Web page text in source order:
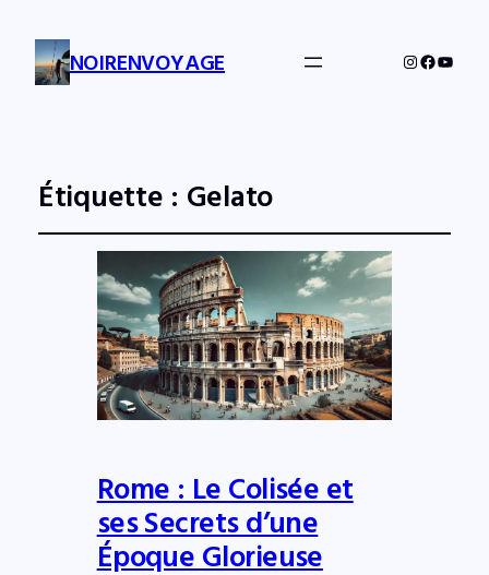
NOIRENVOYAGE Instagram
Étiquette : Gelato
Rome : Le Colisée et
ses Secrets d’une
Époque Glorieuse